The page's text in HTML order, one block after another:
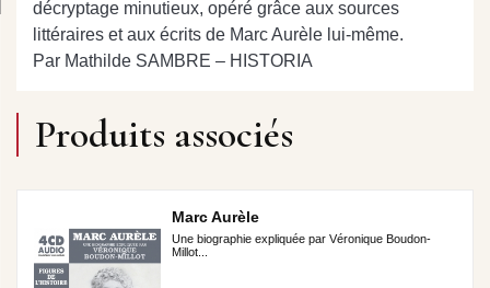
décryptage minutieux, opéré grâce aux sources
littéraires et aux écrits de Marc Aurèle lui-même.
Par Mathilde SAMBRE – HISTORIA
Produits associés
Marc Aurèle
Une biographie expliquée par Véronique Boudon-
Millot...